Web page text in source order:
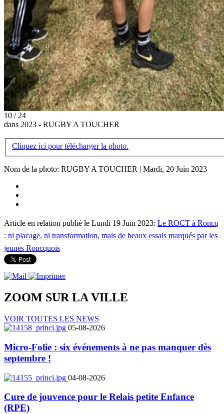
10 / 24
dans 2023 - RUGBY A TOUCHER
Cliquez ici pour télécharger la photo.
Nom de la photo: RUGBY A TOUCHER | Mardi, 20 Juin 2023
Article en relation publié le Lundi 19 Juin 2023: Le ROCT à Roncq
: ni placage, ni transformation, mais de beaux essais marqués par les
jeunes Roncquois
ZOOM SUR LAVILLE
VOIR TOUTES LES NEWS
05-08-2026
Micro-Folie : six événements à ne pas manquer dès
septembre !
04-08-2026
Cure de jouvence pour le Relais petite Enfance
(RPE)